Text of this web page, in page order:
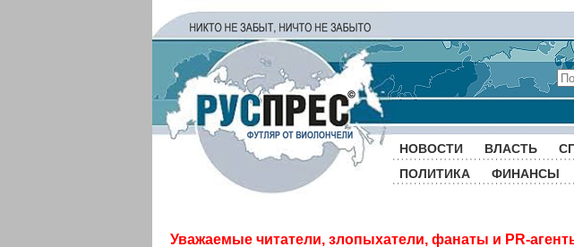
НОВОСТИ ВЛАСТЬ
ПОЛИТИКА
ФИНАНСЫ
Уважаемые читатели, злопыхатели, фанаты и PR-